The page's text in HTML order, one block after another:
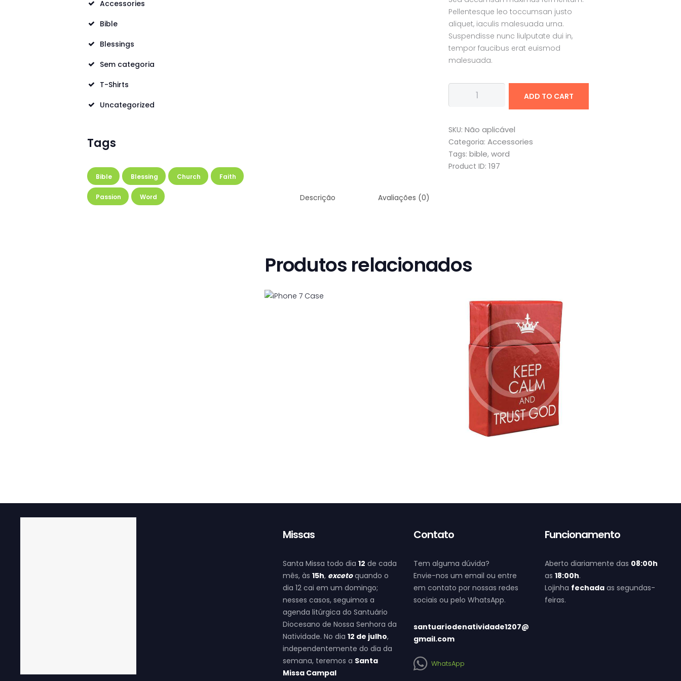
0
através
$8
Pellentesque leo toccumsan justo
aliquet, iaculis malesuada urna.
Suspendisse nunc liulputate dui in,
tempor faucibus erat euismod
malesuada.
ADD TO CART
SKU: Não aplicável
Categoria: Accessories
Tags: bible, word
Product ID: 197
Descrição Avaliações (0)
Produtos relacionados
A Box of Blessings
$550 $650
0
Accessories
Bible
Blessings
Sem categoria
T-Shirts
Uncategorized
Tags
Bible Blessing Church Faith
Passion Word
Missas
Santa Missa todo dia 12 de cada
mês, às 15h, excetoquando o
dia 12 cai em um domingo;
nesses casos, seguimos a
agenda litúrgica do Santuário
Diocesano de Nossa Senhora da
Natividade. No dia 12 de julho,
independentemente do dia da
semana, teremos a Santa
Missa Campal
Contato
Tem alguma dúvida?
Envie-nos um email ou entre
em contato por nossas redes
sociais ou pelo WhatsApp.
santuariodenatividade1207@
gmail.com
WhatsApp
Funcionamento
Aberto diariamente das 08:00h
as 18:00h.
Lojinha fechada as segundas-
feiras.